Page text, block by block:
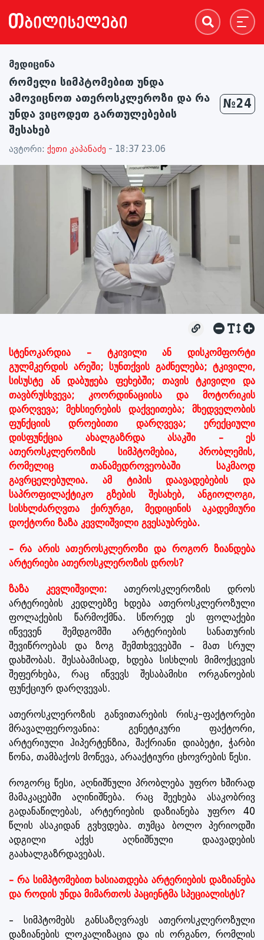
მედიცინა
რომელი სიმპტომებით უნდა
ამოვიცნოთ ათეროსკლეროზი და რა
უნდა ვიცოდეთ გართულებების
შესახებ
№24
ავტორი: ქეთი კაპანაძე - 18:37 23.06
სტენოკარდია – ტკივილი ან დისკომფორტი
გულმკერდის არეში; სუნთქვის გაძნელება; ტკივილი,
სისუსტე ან დაბუჟება ფეხებში; თავის ტკივილი და
თავბრუსხვევა; კოორდინაციისა და მოტორიკის
დარღვევა; მეხსიერების დაქვეითება; მხედველობის
ფუნქციის დროებითი დარღვევა; ერექციული
დისფუნქცია ახალგაზრდა ასაკში – ეს
ათეროსკლეროზის სიმპტომებია, პრობლემის,
რომელიც თანამედროვეობაში საკმაოდ
გავრცელებულია. ამ ტიპის დაავადებების და
საპროფილაქტიკო გზების შესახებ, ანგიოლოგი,
სისხლძარღვთა ქირურგი, მედიცინის აკადემიური
დოქტორი ზაზა კევლიშვილი გვესაუბრება.
– რა არის ათეროსკლეროზი და როგორ ზიანდება
არტერიები ათეროსკლეროზის დროს?
ზაზა კევლიშვილი: ათეროსკლეროზის დროს
არტერიების კედლებზე ხდება ათეროსკლეროზული
ფოლაქების წარმოქმნა. სწორედ ეს ფოლაქები
იწვევენ შემდგომში არტერიების სანათურის
შევიწროებას და ზოგ შემთხვევებში – მათ სრულ
დახშობას. შესაბამისად, ხდება სისხლის მიმოქცევის
შეფერხება, რაც იწვევს შესაბამისი ორგანოების
ფუნქციურ დარღვევას.
ათეროსკლეროზის განვითარების რისკ-ფაქტორები
მრავალფეროვანია: გენეტიკური ფაქტორი,
არტერიული ჰიპერტენზია, შაქრიანი დიაბეტი, ჭარბი
წონა, თამბაქოს მოწევა, არააქტიური ცხოვრების წესი.
როგორც წესი, აღნიშნული პრობლება უფრო ხშირად
მამაკაცებში აღინიშნება. რაც შეეხება ასაკობრივ
გადანაწილებას, არტერიების დაზიანება უფრო 40
წლის ასაკიდან გვხვდება. თუმცა ბოლო პერიოდში
ადგილი აქვს აღნიშნული დაავადების
გაახალგაზრდავებას.
– რა სიმპტომებით ხასიათდება არტერიების დაზიანება
და როდის უნდა მიმართოს პაციენტმა სპეციალისტს?
– სიმპტომებს განსაზღვრავს ათეროსკლეროზული
დაზიანების ლოკალიზაცია და ის ორგანო, რომლის